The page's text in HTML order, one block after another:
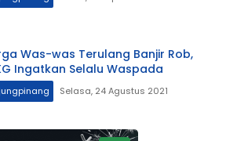
Was-was Terulang Banjir Rob,
Ingatkan Selalu Waspada
Selasa, 24 Agustus 2021